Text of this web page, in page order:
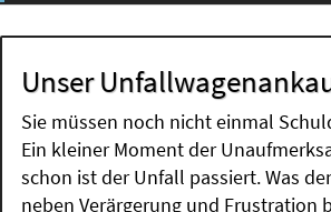
Unser
Sie müssen noch nicht einmal
Ein kleiner Moment der
schon ist der Unfall passiert. Was
neben Verärgerung und Frustration